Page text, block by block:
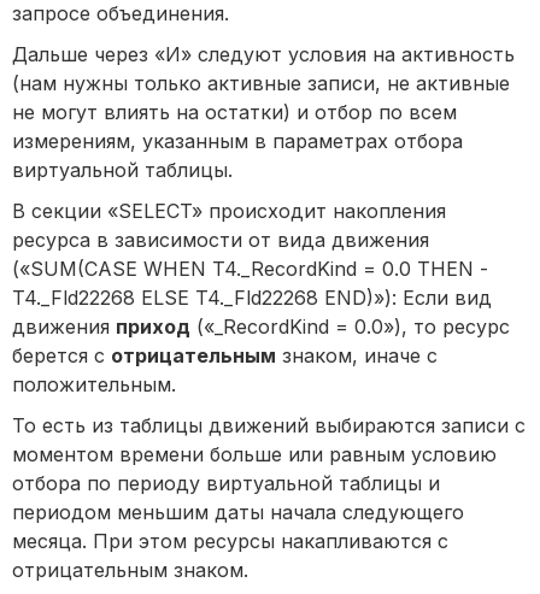
запросе объединения.
Дальше через «И» следуют условия на активность
(нам нужны только активные записи, не активные
не могут влиять на остатки) и отбор по всем
измерениям, указанным в параметрах отбора
виртуальной таблицы.
В секции «SELECT» происходит накопления
ресурса в зависимости от вида движения
(«SUM(CASE WHEN T4._RecordKind = 0.0 THEN -
T4._Fld22268 ELSE T4._Fld22268 END)»): Если вид
движения приход («_RecordKind = 0.0»), то ресурс
берется с отрицательным знаком, иначе с
положительным.
То есть из таблицы движений выбираются записи с
моментом времени больше или равным условию
отбора по периоду виртуальной таблицы и
периодом меньшим даты начала следующего
месяца. При этом ресурсы накапливаются с
отрицательным знаком.